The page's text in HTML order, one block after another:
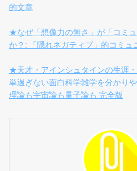
的文章
★なぜ「想像力の無さ」が「コミ
か？: 「隠れネガティブ」的コミュ
★天才・アインシュタインの生涯
単過ぎない面白科学雑学を分かり
理論も宇宙論も量子論も 完全版